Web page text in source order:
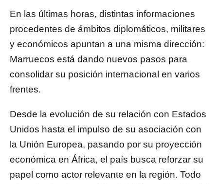
En las últimas horas, distintas informaciones
procedentes de ámbitos diplomáticos, militares
y económicos apuntan a una misma dirección:
Marruecos está dando nuevos pasos para
consolidar su posición internacional en varios
frentes.
Desde la evolución de su relación con Estados
Unidos hasta el impulso de su asociación con
la Unión Europea, pasando por su proyección
económica en África, el país busca reforzar su
papel como actor relevante en la región. Todo